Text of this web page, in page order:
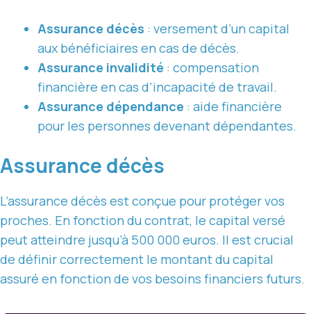
Assurance décès : versement d’un capital
aux bénéficiaires en cas de décès.
Assurance invalidité : compensation
financière en cas d’incapacité de travail.
Assurance dépendance : aide financière
pour les personnes devenant dépendantes.
Assurance décès
L’assurance décès est conçue pour protéger vos
proches. En fonction du contrat, le capital versé
peut atteindre jusqu’à 500 000 euros. Il est crucial
de définir correctement le montant du capital
assuré en fonction de vos besoins financiers futurs.